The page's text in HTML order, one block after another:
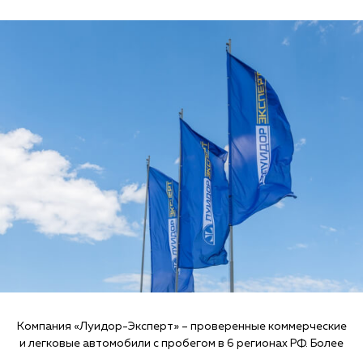
Компания «Луидор-Эксперт» – проверенные коммерческие
и легковые автомобили с пробегом в 6 регионах РФ. Более